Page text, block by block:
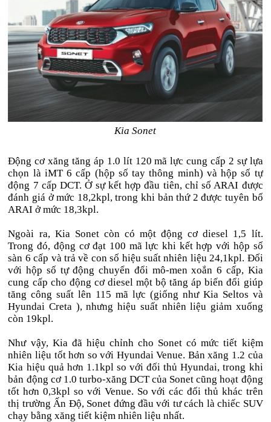
Kia Sonet
Động cơ xăng tăng áp 1.0 lít 120 mã lực cung cấp 2 sự lựa
chọn là iMT 6 cấp (hộp số tay thông minh) và hộp số tự
động 7 cấp DCT. Ở sự kết hợp đầu tiên, chỉ số ARAI được
đánh giá ở mức 18,2kpl, trong khi bản thứ 2 được tuyên bố
ARAI ở mức 18,3kpl.
Ngoài ra, Kia Sonet còn có một động cơ diesel 1,5 lít.
Trong đó, động cơ đạt 100 mã lực khi kết hợp với hộp số
sàn 6 cấp và trả về con số hiệu suất nhiên liệu 24,1kpl. Đối
với hộp số tự động chuyển đổi mô-men xoắn 6 cấp, Kia
cung cấp cho động cơ diesel một bộ tăng áp biến đổi giúp
tăng công suất lên 115 mã lực (giống như Kia Seltos và
Hyundai Creta ), nhưng hiệu suất nhiên liệu giảm xuống
còn 19kpl.
Như vậy, Kia đã hiệu chỉnh cho Sonet có mức tiết kiệm
nhiên liệu tốt hơn so với Hyundai Venue. Bản xăng 1.2 của
Kia hiệu quả hơn 1.1kpl so với đối thủ Hyundai, trong khi
bản động cơ 1.0 turbo-xăng DCT của Sonet cũng hoạt động
tốt hơn 0,3kpl so với Venue. So với các đối thủ khác trên
thị trường Ấn Độ, Sonet đứng đầu với tư cách là chiếc SUV
chạy bằng xăng tiết kiệm nhiên liệu nhất.